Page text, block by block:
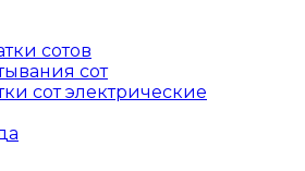
сотов
сот
сот электрические